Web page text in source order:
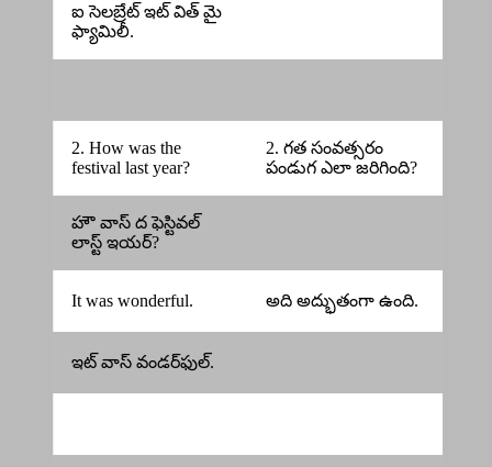
ఐ సెలబ్రేట్ ఇట్ విత్ మై
ఫ్యామిలీ.
2. How was the
festival last year?
2. గత సంవత్సరం
పండుగ ఎలా జరిగింది?
హౌ వాస్ ద ఫెస్టివల్
లాస్ట్ ఇయర్?
It was wonderful. అది అద్భుతంగా ఉంది.
ఇట్ వాస్ వండర్‌ఫుల్.